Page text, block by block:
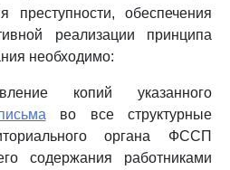
преступности, обеспечения
реализации принципа
необходимо:
копий указанного
во все структурные
органа ФССП
содержания работниками